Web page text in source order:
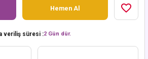
Hemen Al
veriliş süresi :2 Gün dür.